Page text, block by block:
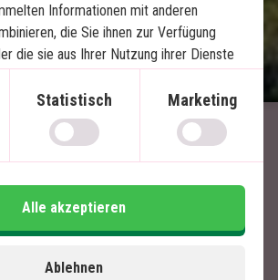
pr.
ab 1.620€ Mehr lesen
mit Bezug zu
Thailand
Informationen mit anderen
die Sie ihnen zur Verfügung
die sie aus Ihrer Nutzung ihrer Dienste
Statistisch Marketing
Ablehnen
Alle akzeptieren